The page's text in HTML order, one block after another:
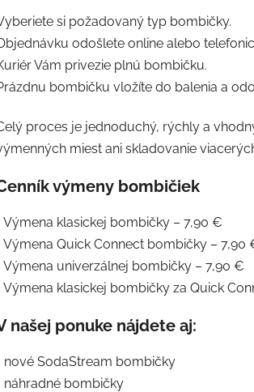
si požadovaný typ bombičky.
odošlete online alebo
Vám privezie plnú bombičku.
bombičku vložíte do balenia a
proces je jednoduchý, rýchly a
miest ani skladovanie
výmeny bombičiek
Výmena klasickej bombičky – 7,90 €
Výmena Quick Connect bombičky – 7,90
Výmena univerzálnej bombičky – 7,90 €
Výmena klasickej bombičky za Quick
našej ponuke nájdete aj:
nové SodaStream bombičky
náhradné bombičky